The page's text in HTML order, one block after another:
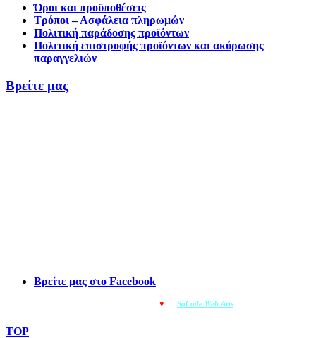
Όροι και προϋποθέσεις
Τρόποι – Ασφάλεια πληρωμών
Πολιτική παράδοσης προϊόντων
Πολιτική επιστροφής προϊόντων και ακύρωσης
παραγγελιών
Βρείτε μας
Βρείτε μας στο Facebook
♥ SoCode Web Arts
TOP